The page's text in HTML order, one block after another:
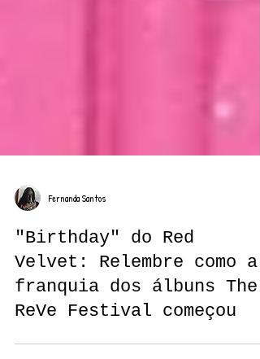
Fernanda Santos
"Birthday" do Red
Velvet: Relembre como a
franquia dos álbuns The
ReVe Festival começou